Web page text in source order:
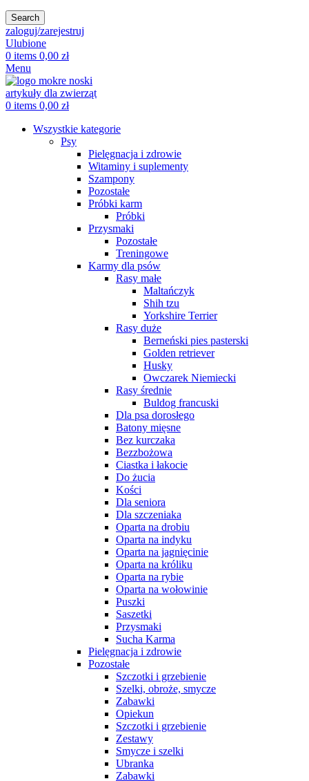
Search
zaloguj/zarejestruj
Ulubione
0 items 0,00 zł
Menu
0 items 0,00 zł
Wszystkie kategorie
Psy
Pielęgnacja i zdrowie
Witaminy i suplementy
Szampony
Pozostałe
Próbki karm
Próbki
Przysmaki
Pozostałe
Treningowe
Karmy dla psów
Rasy małe
Maltańczyk
Shih tzu
Yorkshire Terrier
Rasy duże
Berneński pies pasterski
Golden retriever
Husky
Owczarek Niemiecki
Rasy średnie
Buldog francuski
Dla psa dorosłego
Batony mięsne
Bez kurczaka
Bezzbożowa
Ciastka i łakocie
Do żucia
Kości
Dla seniora
Dla szczeniaka
Oparta na drobiu
Oparta na indyku
Oparta na jagnięcinie
Oparta na króliku
Oparta na rybie
Oparta na wołowinie
Puszki
Saszetki
Przysmaki
Sucha Karma
Pielęgnacja i zdrowie
Pozostałe
Szczotki i grzebienie
Szelki, obroże, smycze
Zabawki
Opiekun
Szczotki i grzebienie
Zestawy
Smycze i szelki
Ubranka
Zabawki